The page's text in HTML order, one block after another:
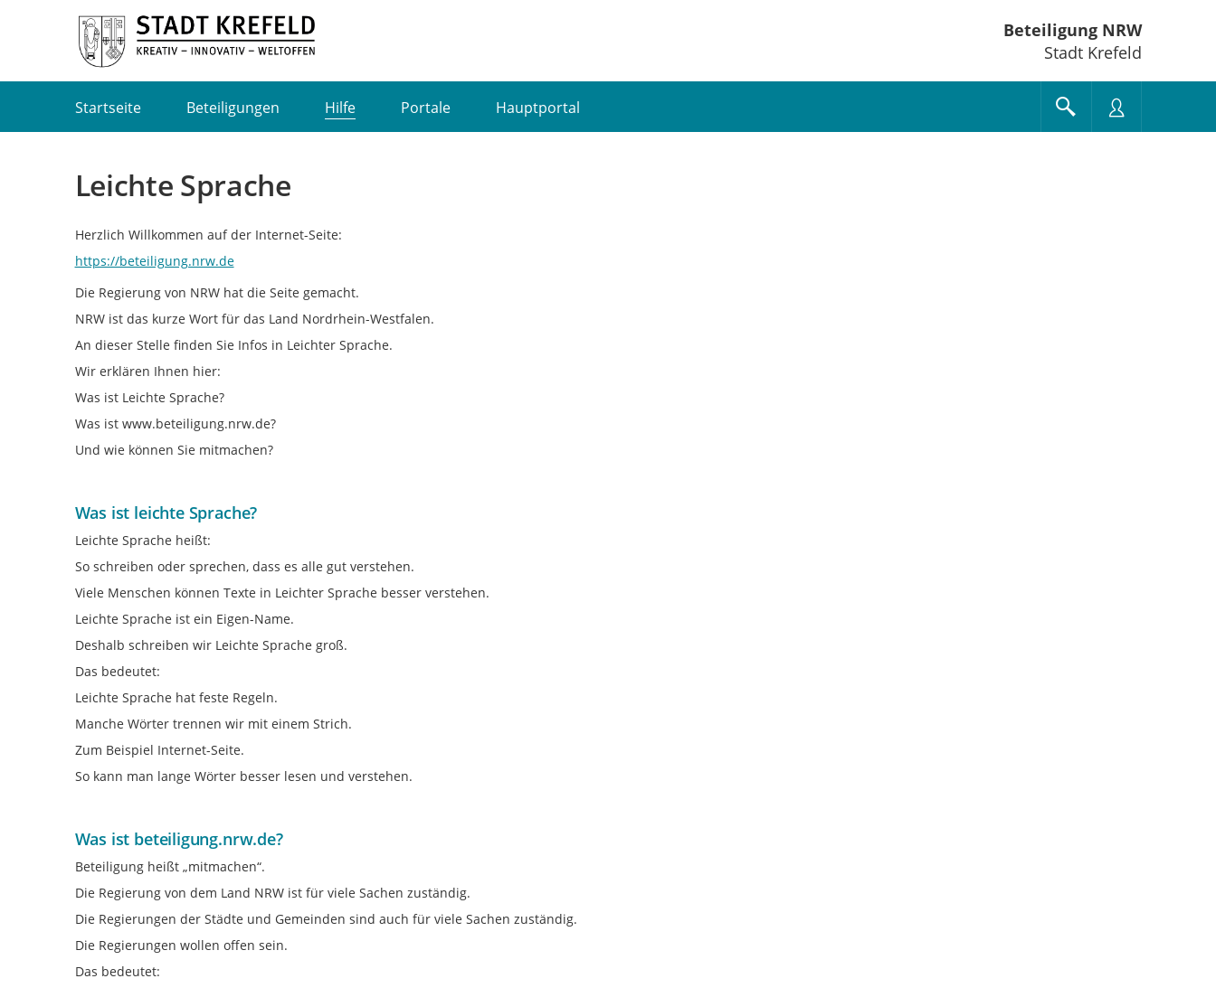
Beteiligung NRW
Stadt Krefeld
Startseite Beteiligungen Hilfe Portale Hauptportal
Leichte Sprache
Herzlich Willkommen auf der Internet-Seite:
https://beteiligung.nrw.de
Die Regierung von NRW hat die Seite gemacht.
NRW ist das kurze Wort für das Land Nordrhein-Westfalen.
An dieser Stelle finden Sie Infos in Leichter Sprache.
Wir erklären Ihnen hier:
Was ist Leichte Sprache?
Was ist www.beteiligung.nrw.de?
Und wie können Sie mitmachen?
Was ist leichte Sprache?
Leichte Sprache heißt:
So schreiben oder sprechen, dass es alle gut verstehen.
Viele Menschen können Texte in Leichter Sprache besser verstehen.
Leichte Sprache ist ein Eigen-Name.
Deshalb schreiben wir Leichte Sprache groß.
Das bedeutet:
Leichte Sprache hat feste Regeln.
Manche Wörter trennen wir mit einem Strich.
Zum Beispiel Internet-Seite.
So kann man lange Wörter besser lesen und verstehen.
Was ist beteiligung.nrw.de?
Beteiligung heißt „mitmachen“.
Die Regierung von dem Land NRW ist für viele Sachen zuständig.
Die Regierungen der Städte und Gemeinden sind auch für viele Sachen zuständig.
Die Regierungen wollen offen sein.
Das bedeutet: